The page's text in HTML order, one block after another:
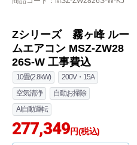
ムエアコン MSZ-ZXV28
26S-W 工事費込
10畳(2.8kW)
200V・15A
空気清浄
自動お掃除
AI自動運転
191,632
商品詳細はこちら